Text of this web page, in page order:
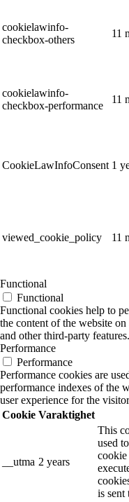
cookielawinfo-
checkbox-others
11
cookielawinfo-
checkbox-performance
11
CookieLawInfoConsent 1
viewed_cookie_policy 11
Functional
Functional
Functional cookies help to
the content of the website
and other third-party features.
Performance
Performance
Performance cookies are
performance indexes of the
user experience for the
Cookie Varaktighet
__utma 2 years
This
used
cookie
is sent